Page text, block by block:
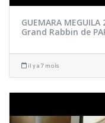
GUEMARA
Grand Rabbin de
il y a 7 mois